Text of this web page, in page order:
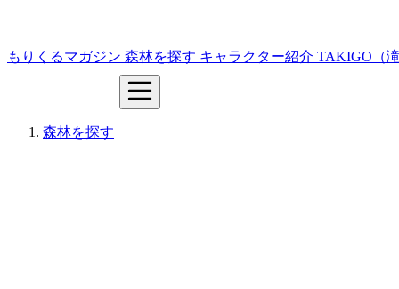
もりくるマガジン 森林を探す キャラクター紹介 TAKIGO（
森林を探す